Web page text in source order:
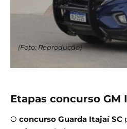
(Foto: Reprodução)
Etapas concurso GM
O concurso Guarda Itajaí SC